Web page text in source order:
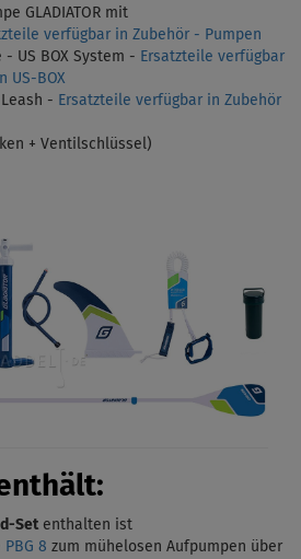
GLADIATOR mit
verfügbar in Zubehör - Pumpen
US BOX System - Ersatzteile verfügbar
US-BOX
- Ersatzteile verfügbar in Zubehör
+ Ventilschlüssel)
Setenthalten ist
PBG 8 zum mühelosen Aufpumpen über